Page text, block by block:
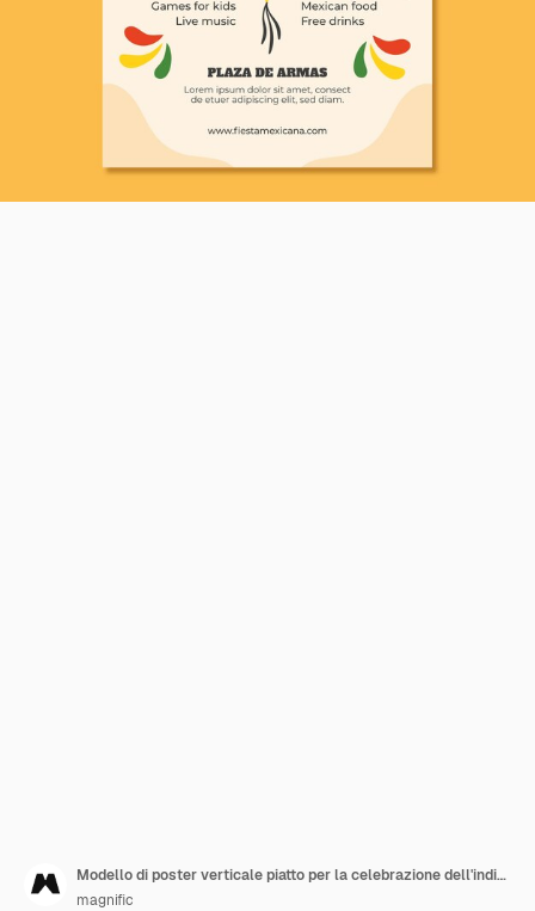
Modello di poster verticale piatto per la celebrazione dell'indipendenza del Messico
magnific